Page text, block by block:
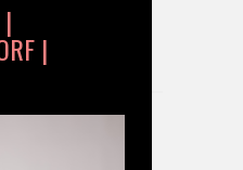
|
|